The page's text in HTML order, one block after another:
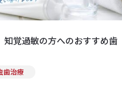
知覚過敏の方へのおすすめ歯
歯治療